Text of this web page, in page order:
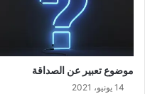
موضوع تعبير عن الصداقة
14 يونيو، 2021